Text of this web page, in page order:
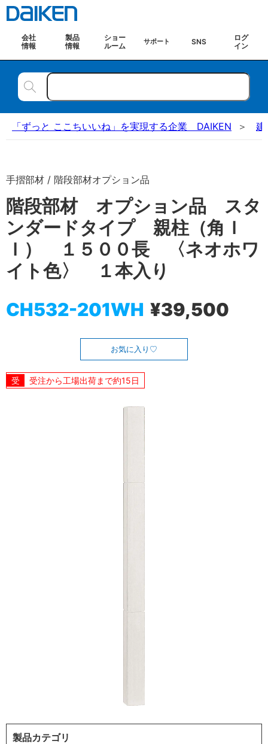
会社
情報
製品
情報
ショー
ルーム
サポート SNS
ログ
イン
「ずっと ここちいいね」を実現する企業 DAIKEN 建
手摺部材 / 階段部材オプション品
階段部材 オプション品 スタ
ンダードタイプ 親柱（角Ｉ
Ｉ） １５００長 〈ネオホワ
イト色〉 １本入り
CH532-201WH ¥39,500
お気に入り
受注から工場出荷まで約15日
製品カテゴリ